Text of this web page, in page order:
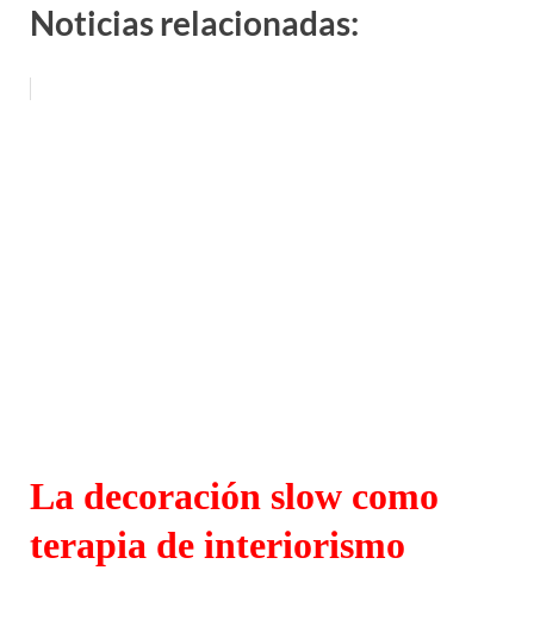
Noticias relacionadas:
La decoración slow como
terapia de interiorismo